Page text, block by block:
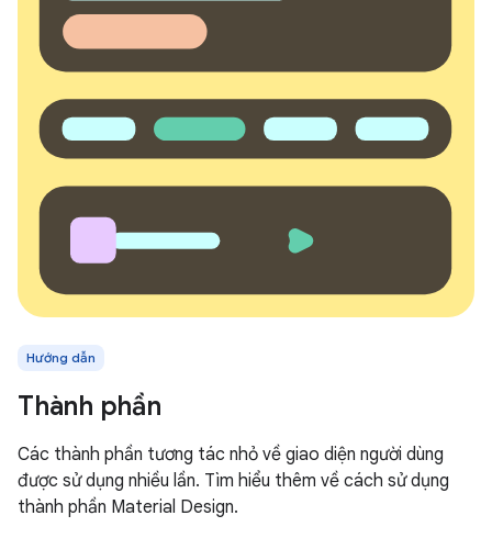
Hướng dẫn
Thành phần
Các thành phần tương tác nhỏ về giao diện người dùng
được sử dụng nhiều lần. Tìm hiểu thêm về cách sử dụng
thành phần Material Design.